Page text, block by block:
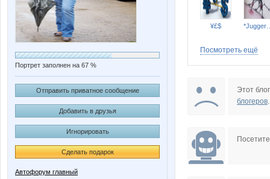
Портрет заполнен на 67 %
Отправить приватное сообщение
Добавить в друзья
Игнорировать
Сделать подарок
Автофорум главный
¥£$
kristimasik
Посмотреть ещё
Этот
блогеров.